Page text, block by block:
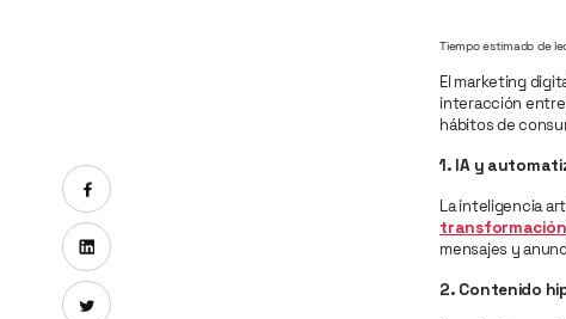
Tiempo estimado de
El marketing
interacción entre
hábitos de
1. IA y
La inteligencia
transformación
mensajes y
2. Contenido
Compartir en Facebook
Compartir en Linkedin
Compartir en X